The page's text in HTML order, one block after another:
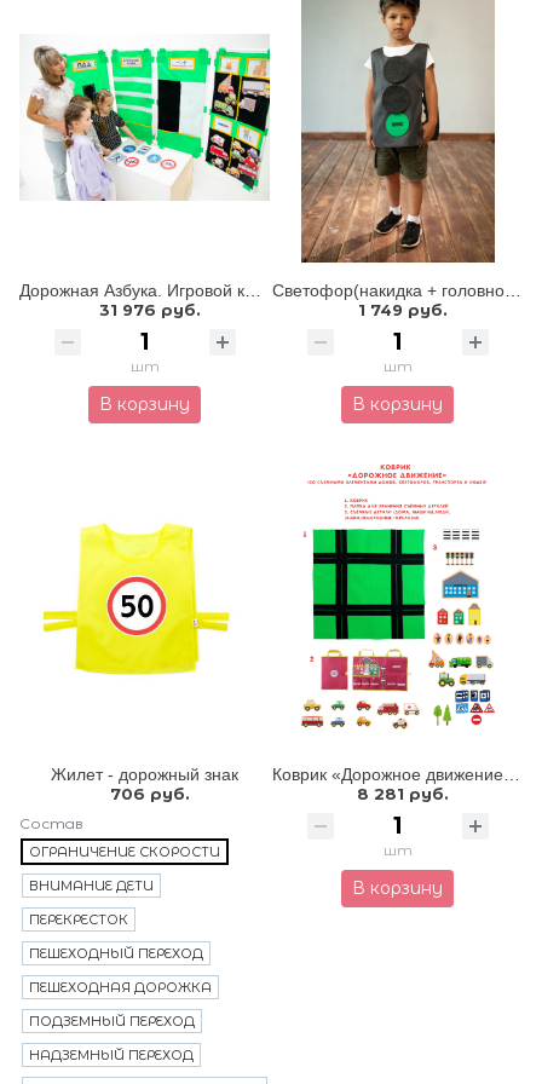
31 976 руб.
шт
В корзину
1 749 руб.
шт
В корзину
Жилет - дорожный знак
706 руб.
Состав
ОГРАНИЧЕНИЕ СКОРОСТИ
ВНИМАНИЕ ДЕТИ
ПЕРЕКРЕСТОК
ПЕШЕХОДНЫЙ ПЕРЕХОД
ПЕШЕХОДНАЯ ДОРОЖКА
ПОДЗЕМНЫЙ ПЕРЕХОД
НАДЗЕМНЫЙ ПЕРЕХОД
Коврик «Дорожное движение» (со съемными элементами домов, светофоров, транспорта и людей)
8 281 руб.
шт
В корзину